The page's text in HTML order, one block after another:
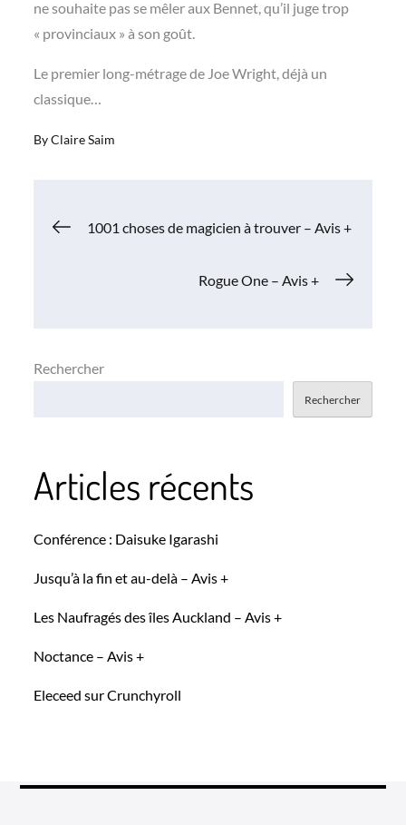
ne souhaite pas se mêler aux Bennet, qu’il juge trop
« provinciaux » à son goût.
Le premier long-métrage de Joe Wright, déjà un
classique…
ByClaire Saim
Navigation
1001 choses de magicien à trouver – Avis +
Rogue One – Avis +
Rechercher
Rechercher
Articles récents
Conférence : Daisuke Igarashi
Jusqu’à la fin et au-delà – Avis +
Les Naufragés des îles Auckland – Avis +
Noctance – Avis +
Eleceed sur Crunchyroll